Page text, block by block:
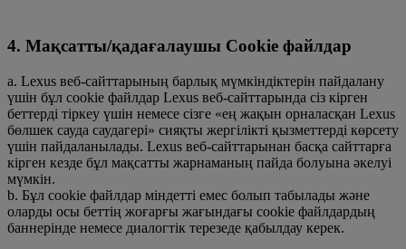
4. Мақсатты/қадағалаушы Cookie файлдар
a. Lexus веб-сайттарының барлық мүмкіндіктерін пайдалану
үшін бұл cookie файлдар Lexus веб-сайттарында сіз кірген
беттерді тіркеу үшін немесе сізге «ең жақын орналасқан Lexus
бөлшек сауда саудагері» сияқты жергілікті қызметтерді көрсету
үшін пайдаланылады. Lexus веб-сайттарынан басқа сайттарға
кірген кезде бұл мақсатты жарнаманың пайда болуына әкелуі
мүмкін.
b. Бұл cookie файлдар міндетті емес болып табылады және
оларды осы беттің жоғарғы жағындағы cookie файлдардың
баннерінде немесе диалогтік терезеде қабылдау керек.